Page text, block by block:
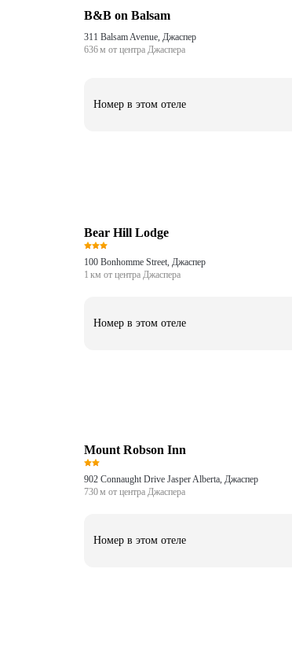
B&B on Balsam
311 Balsam Avenue, Джаспер
636 м от центра Джаспера
Номер в этом отеле
Bear Hill Lodge
100 Bonhomme Street, Джаспер
1 км от центра Джаспера
Номер в этом отеле
Mount Robson Inn
902 Connaught Drive Jasper Alberta, Джаспер
730 м от центра Джаспера
Номер в этом отеле